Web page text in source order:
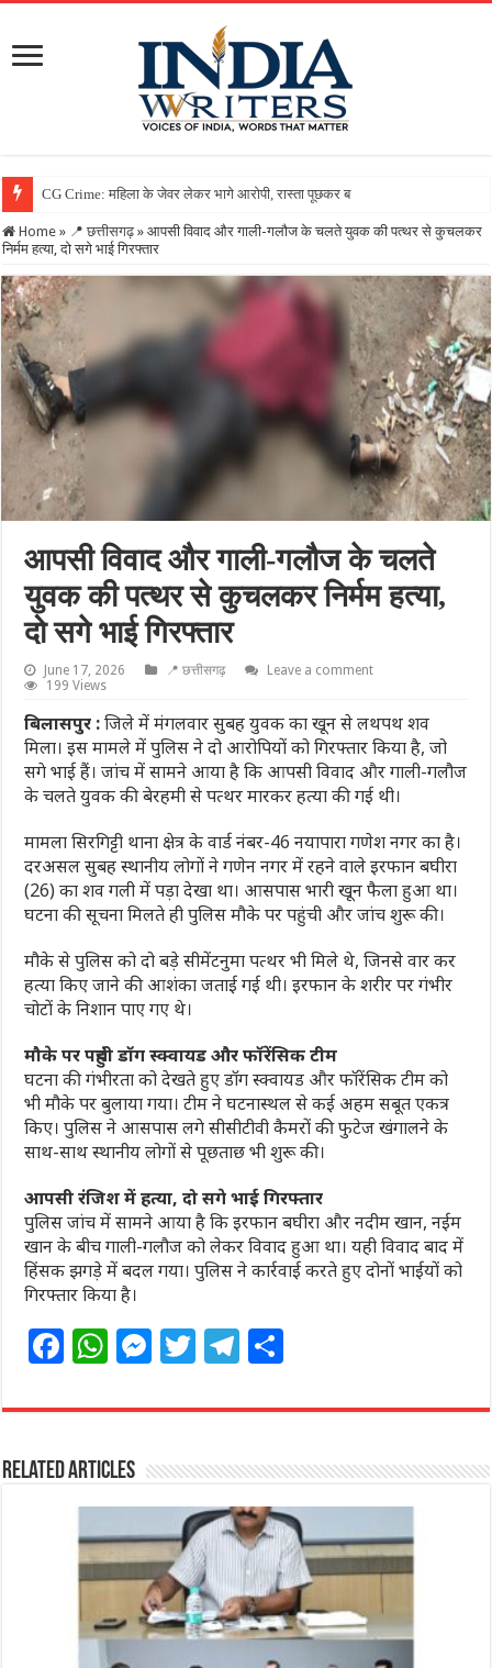
Home » 📍 छत्तीसगढ़ » आपसी विवाद और गाली-गलौज के चलते युवक की पत्थर से कुचलकर
निर्मम हत्या, दो सगे भाई गिरफ्तार
आपसी विवाद और गाली-गलौज के चलते
युवक की पत्थर से कुचलकर निर्मम हत्या,
दो सगे भाई गिरफ्तार
June 17, 2026 📍 छत्तीसगढ़
Leave a comment
199 Views
बिलासपुर :जिले में मंगलवार सुबह युवक का खून से लथपथ शव
मिला। इस मामले में पुलिस ने दो आरोपियों को गिरफ्तार किया है, जो
सगे भाई हैं। जांच में सामने आया है कि आपसी विवाद और गाली-गलौज
के चलते युवक की बेरहमी से पत्थर मारकर हत्या की गई थी।
मामला सिरगिट्टी थाना क्षेत्र के वार्ड नंबर-46 नयापारा गणेश नगर का है।
दरअसल सुबह स्थानीय लोगों ने गणेन नगर में रहने वाले इरफान बघीरा
(26) का शव गली में पड़ा देखा था। आसपास भारी खून फैला हुआ था।
घटना की सूचना मिलते ही पुलिस मौके पर पहुंची और जांच शुरू की।
मौके से पुलिस को दो बड़े सीमेंटनुमा पत्थर भी मिले थे, जिनसे वार कर
हत्या किए जाने की आशंका जताई गई थी। इरफान के शरीर पर गंभीर
चोटों के निशान पाए गए थे।
मौके पर पहुंची डॉग स्क्वायड और फॉरेंसिक टीम
घटना की गंभीरता को देखते हुए डॉग स्क्वायड और फॉरेंसिक टीम को
भी मौके पर बुलाया गया। टीम ने घटनास्थल से कई अहम सबूत एकत्र
किए। पुलिस ने आसपास लगे सीसीटीवी कैमरों की फुटेज खंगालने के
साथ-साथ स्थानीय लोगों से पूछताछ भी शुरू की।
आपसी रंजिश में हत्या, दो सगे भाई गिरफ्तार
पुलिस जांच में सामने आया है कि इरफान बघीरा और नदीम खान, नईम
खान के बीच गाली-गलौज को लेकर विवाद हुआ था। यही विवाद बाद में
हिंसक झगड़े में बदल गया। पुलिस ने कार्रवाई करते हुए दोनों भाईयों को
गिरफ्तार किया है।
F
c
e
b
o
o
k
W
at
s
A
p
p
M
ss
n
g
e
r
T
itt
r
T
e
ra
m
ar
Related Articles